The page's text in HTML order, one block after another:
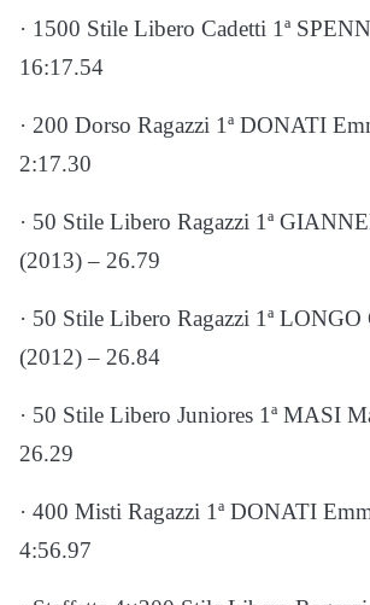
· 1500 Stile Libero Cadetti 1ª
16:17.54
· 200 Dorso Ragazzi 1ª DONATI
2:17.30
· 50 Stile Libero Ragazzi 1ª
(2013) – 26.79
· 50 Stile Libero Ragazzi 1ª LONGO
(2012) – 26.84
· 50 Stile Libero Juniores 1ª MASI
26.29
· 400 Misti Ragazzi 1ª DONATI
4:56.97